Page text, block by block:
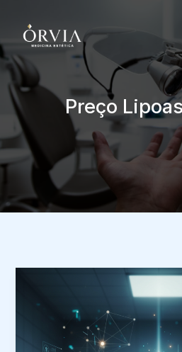
o
conteúdo
Preço